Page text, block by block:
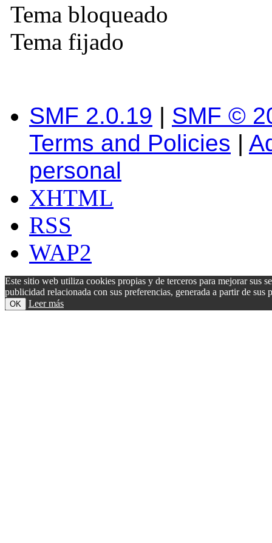
Tema bloqueado
Tema fijado
SMF 2.0.19 | SMF ©
Terms and Policies |
personal
XHTML
RSS
WAP2
Este sitio web utiliza cookies propias y de terceros para mejorar sus
publicidad relacionada con sus preferencias, generada a partir de
OK Leer más